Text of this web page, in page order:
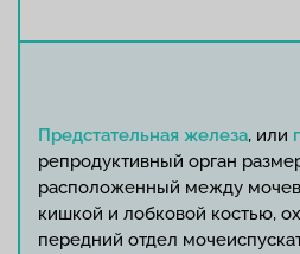
Предстательная железа, или
репродуктивный орган
расположенный между
кишкой и лобковой костью,
передний отдел